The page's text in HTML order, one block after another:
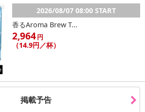
2026/08/07 08:00 START
香るAroma Brew T...
2,964円
（14.9円／杯）
掲載予告